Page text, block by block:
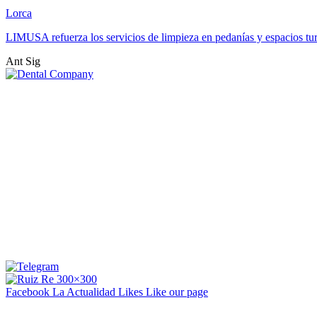
Lorca
LIMUSA refuerza los servicios de limpieza en pedanías y espacios
Ant Sig
Facebook La Actualidad Likes Like our page